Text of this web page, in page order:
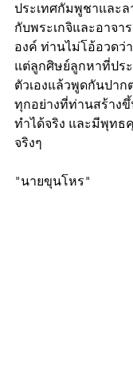
ประเทศกัมพูชาและ
กับพระเกจิและอาจา
องค์ ท่านไม่โอ้อวดว่
แต่ลูกศิษย์ลูกหาที่ปร
ตัวเองแล้วพูดกันปา
ทุกอย่างที่ท่านสร้าง
ทำได้จริง และมีพุทธ
จริงๆ
"นายขุนโหร"